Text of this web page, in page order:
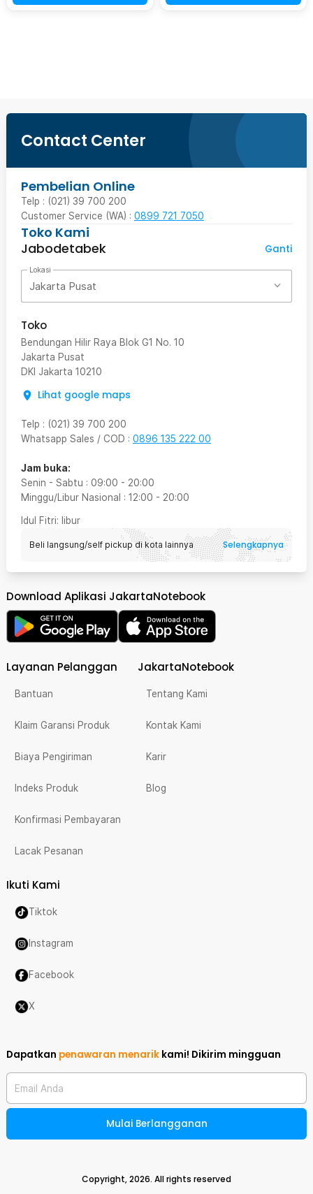
Contact Center
Pembelian Online
Telp : (021) 39 700 200
Customer Service (WA) : 0899 721 7050
Toko Kami
Jabodetabek
Ganti
Lokasi
Jakarta Pusat
Toko
Bendungan Hilir Raya Blok G1 No. 10
Jakarta Pusat
DKI Jakarta 10210
Lihat google maps
Telp : (021) 39 700 200
Whatsapp Sales / COD : 0896 135 222 00
Jam buka:
Senin - Sabtu : 09:00 - 20:00
Minggu/Libur Nasional : 12:00 - 20:00
Idul Fitri: libur
Beli langsung/self pickup di kota lainnya Selengkapnya
Download Aplikasi JakartaNotebook
Layanan Pelanggan
Bantuan
Klaim Garansi Produk
Biaya Pengiriman
Indeks Produk
Konfirmasi Pembayaran
Lacak Pesanan
JakartaNotebook
Tentang Kami
Kontak Kami
Karir
Blog
Ikuti Kami
Tiktok
Instagram
Facebook
X
Dapatkan penawaran menarik kami! Dikirim mingguan
Email Anda
Mulai Berlangganan
Copyright,2026. All rights reserved